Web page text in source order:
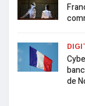
de